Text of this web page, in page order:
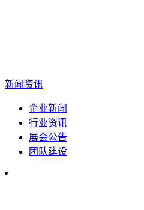
新闻资讯
企业新闻
行业资讯
展会公告
团队建设